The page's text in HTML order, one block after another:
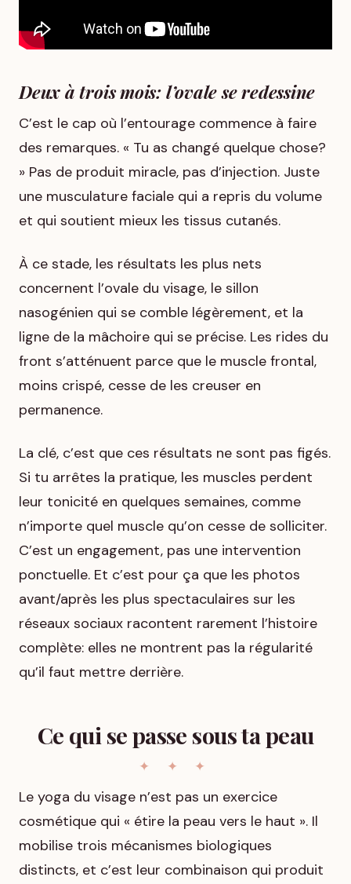
Deux à trois mois: l’ovale se redessine
C’est le cap où l’entourage commence à faire
des remarques. « Tu as changé quelque chose?
» Pas de produit miracle, pas d’injection. Juste
une musculature faciale qui a repris du volume
et qui soutient mieux les tissus cutanés.
À ce stade, les résultats les plus nets
concernent l’ovale du visage, le sillon
nasogénien qui se comble légèrement, et la
ligne de la mâchoire qui se précise. Les rides du
front s’atténuent parce que le muscle frontal,
moins crispé, cesse de les creuser en
permanence.
La clé, c’est que ces résultats ne sont pas figés.
Si tu arrêtes la pratique, les muscles perdent
leur tonicité en quelques semaines, comme
n’importe quel muscle qu’on cesse de solliciter.
C’est un engagement, pas une intervention
ponctuelle. Et c’est pour ça que les photos
avant/après les plus spectaculaires sur les
réseaux sociaux racontent rarement l’histoire
complète: elles ne montrent pas la régularité
qu’il faut mettre derrière.
Ce qui se passe sous ta peau
Le yoga du visage n’est pas un exercice
cosmétique qui « étire la peau vers le haut ». Il
mobilise trois mécanismes biologiques
distincts, et c’est leur combinaison qui produit